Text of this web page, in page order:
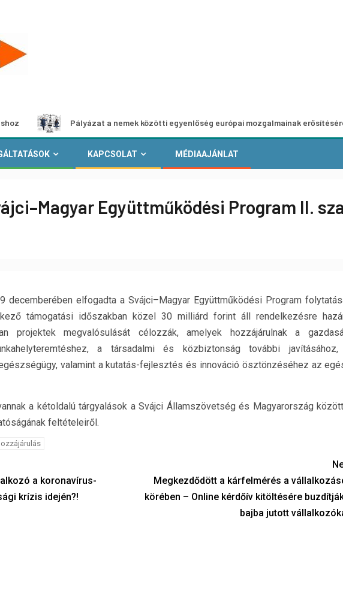
Pályázat a nemek közötti egyenlőség európai mozgalmainak erősítésére
KAPCSOLAT MÉDIAAJÁNLAT
Együttműködési Program II.
decemberében elfogadta a Svájci–Magyar Együttműködési Program
támogatási időszakban közel 30 milliárd forint áll rendelkezésre
projektek megvalósulását célozzák, amelyek hozzájárulnak a
a társadalmi és közbiztonság további
valamint a kutatás-fejlesztés és innováció ösztönzéséhez az
a kétoldalú tárgyalások a Svájci Államszövetség és Magyarország
feltételeiről.
a koronavírus-
krízis idején?!
Megkezdődött a kárfelmérés a
körében – Online kérdőív kitöltésére
bajba jutott